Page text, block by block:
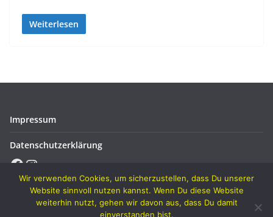
Weiterlesen
Impressum
Datenschutzerklärung
Facebook
Instagram
Wir verwenden Cookies, um sicherzustellen, dass Du unserer
Website sinnvoll nutzen kannst. Wenn Du diese Website
weiterhin nutzt, gehen wir davon aus, dass Du damit
einverstanden bist.